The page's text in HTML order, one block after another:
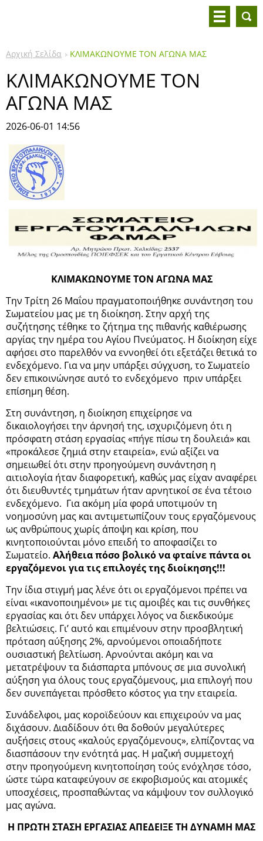
Αρχική Σελίδα ΚΛΙΜΑΚΩΝΟΥΜΕ ΤΟΝ ΑΓΩΝΑ ΜΑΣ
ΚΛΙΜΑΚΩΝΟΥΜΕ ΤΟΝ
ΑΓΩΝΑ ΜΑΣ
2026-06-01 14:56
ΚΛΙΜΑΚΩΝΟΥΜΕ ΤΟΝ ΑΓΩΝΑ ΜΑΣ
Την Τρίτη 26 Μαΐου πραγματοποιήθηκε συνάντηση του
Σωματείου μας με τη διοίκηση. Στην αρχή της
συζήτησης τέθηκε το ζήτημα της πιθανής καθιέρωσης
αργίας την ημέρα του Αγίου Πνεύματος. Η διοίκηση είχε
αφήσει στο παρελθόν να εννοηθεί ότι εξετάζει θετικά το
ενδεχόμενο. Για να μην υπάρξει σύγχυση, το Σωματείο
δεν επικοινώνησε αυτό το ενδεχόμενο πριν υπάρξει
επίσημη θέση.
Στη συνάντηση, η διοίκηση επιχείρησε να
δικαιολογήσει την άρνησή της, ισχυριζόμενη ότι η
πρόσφατη στάση εργασίας «πήγε πίσω τη δουλειά» και
«προκάλεσε ζημιά στην εταιρεία», ενώ αξίζει να
σημειωθεί ότι στην προηγούμενη συνάντηση η
αιτιολογία ήταν διαφορετική, καθώς μας είχαν αναφέρει
ότι διευθυντές τμημάτων ήταν αρνητικοί σε ένα τέτοιο
ενδεχόμενο. Για ακόμη μία φορά υποτιμούν τη
νοημοσύνη μας και αντιμετωπίζουν τους εργαζόμενους
ως ανθρώπους χωρίς άποψη και κρίση, που
κινητοποιούνται μόνο επειδή το αποφασίζει το
Σωματείο. Αλήθειαπόσο βολικό να φταίνεπάνταοι
εργαζόμενοιγια τις επιλογές της διοίκησης!!!
Την ίδια στιγμή μας λένε ότι οι εργαζόμενοι πρέπει να
είναι «ικανοποιημένοι» με τις αμοιβές και τις συνθήκες
εργασίας και ότι δεν υπάρχει λόγος να διεκδικούμε
βελτιώσεις. Γι’ αυτό και επιμένουν στην προσβλητική
πρόταση αύξησης 2%, αρνούμενοι οποιαδήποτε
ουσιαστική βελτίωση. Αρνούνται ακόμη και να
μετατρέψουν τα διάσπαρτα μπόνους σε μια συνολική
αύξηση για όλους τους εργαζόμενους, μια επιλογή που
δεν συνεπάγεται πρόσθετο κόστος για την εταιρεία.
Συνάδελφοι, μας κοροϊδεύουν και επιχειρούν να μας
διχάσουν. Διαδίδουν ότι θα δοθούν μεγαλύτερες
αυξήσεις στους «καλούς εργαζόμενους», ελπίζοντας να
διασπάσουν την ενότητά μας. Η μαζική συμμετοχή
στην προηγούμενη κινητοποίηση τούς ενόχλησε τόσο,
ώστε τώρα καταφεύγουν σε εκφοβισμούς και ατομικές
υποσχέσεις, προσπαθώντας να κάμψουν τον συλλογικό
μας αγώνα.
Η ΠΡΩΤΗ ΣΤΑΣΗ ΕΡΓΑΣΙΑΣ ΑΠΕΔΕΙΞΕ ΤΗ ΔΥΝΑΜΗ ΜΑΣ